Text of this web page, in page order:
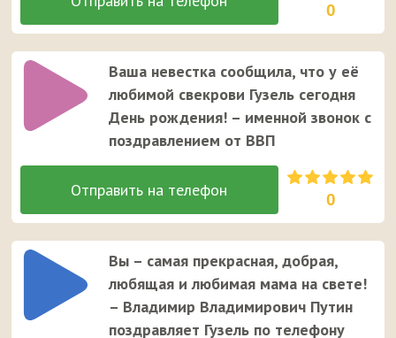
0
Ваша невестка сообщила, что у её
любимой свекрови Гузель сегодня
День рождения! – именной звонок с
поздравлением от ВВП
0
Вы – самая прекрасная, добрая,
любящая и любимая мама на свете!
– Владимир Владимирович Путин
поздравляет Гузель по телефону